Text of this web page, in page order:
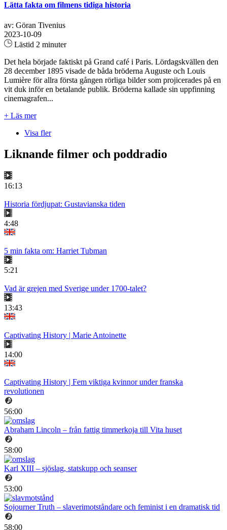
Lätta fakta om filmens tidiga historia
av: Göran Tivenius
2023-10-09
Lästid 2 minuter
Det hela började faktiskt på Grand café i Paris. Lördagskvällen den
28 december 1895 visade de båda bröderna Auguste och Louis
Lumière för allra första gången rörliga bilder som projicerades på en
vit duk inför en betalande publik. Bröderna kallade sin uppfinning
cinemagrafen...
+ Läs mer
Visa fler
Liknande filmer och poddradio
16:13
Historia fördjupat: Gustavianska tiden
4:48
5 min fakta om: Harriet Tubman
5:21
Vad är grejen med Sverige under 1700-talet?
13:43
Captivating History | Marie Antoinette
14:00
Captivating History | Fem viktiga kvinnor under franska
revolutionen
56:00
Abraham Lincoln – från fattig timmerkoja till Vita huset
58:00
Karl XIII – sjöslag, statskupp och seanser
53:00
Sojourner Truth – slaverimotståndare och feminist i en dramatisk tid
58:00